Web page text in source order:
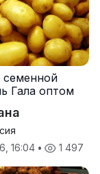
Гала оптом
16:04 • 1 497